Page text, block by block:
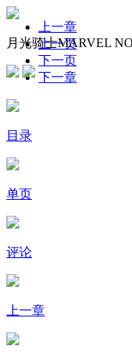
月光骑士MARVEL
上一章
上一页
下一页
下一章
目录
单页
评论
上一章